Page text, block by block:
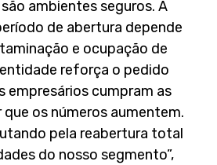
ambientes seguros. A
de abertura depende
e ocupação de
reforça o pedido
empresários cumpram as
os números aumentem.
pela reabertura total
do nosso segmento”,